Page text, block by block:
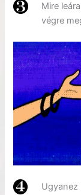
Mire
végre